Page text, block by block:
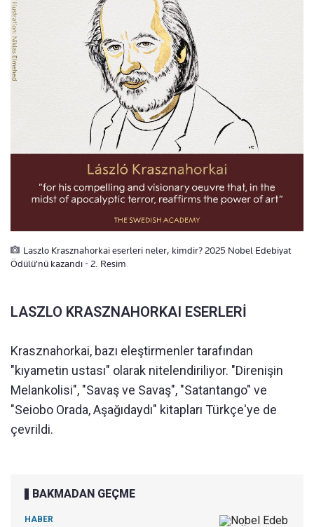
Laszlo Krasznahorkai eserleri neler, kimdir? 2025 Nobel Edebiyat
Ödülü'nü kazandı - 2. Resim
LASZLO KRASZNAHORKAI ESERLERİ
Krasznahorkai, bazı eleştirmenler tarafından
"kıyametin ustası" olarak nitelendiriliyor. "Direnişin
Melankolisi", "Savaş ve Savaş", "Satantango" ve
"Seiobo Orada, Aşağıdaydı" kitapları Türkçe'ye de
çevrildi.
BAKMADAN GEÇME
HABER